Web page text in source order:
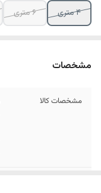
4 متری
6 متری
مشخصات
مشخصات کالا